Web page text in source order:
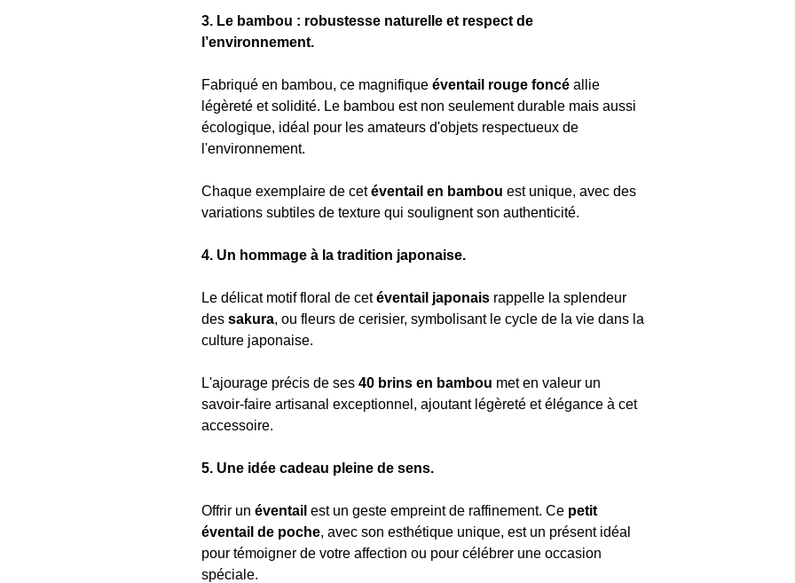
3. Le bambou : robustesse naturelle et respect de
l’environnement.
Fabriqué en bambou, ce magnifique éventail rouge foncé allie
légèreté et solidité. Le bambou est non seulement durable mais aussi
écologique, idéal pour les amateurs d'objets respectueux de
l'environnement.
Chaque exemplaire de cetéventail en bambou est unique, avec des
variations subtiles de texture qui soulignent son authenticité.
4. Un hommage à la tradition japonaise.
Le délicat motif floral de cetéventail japonais rappelle la splendeur
des sakura, ou fleurs de cerisier, symbolisant le cycle de la vie dans la
culture japonaise.
L'ajourage précis de ses 40 brins en bambou met en valeur un
savoir-faire artisanal exceptionnel, ajoutant légèreté et élégance à cet
accessoire.
5. Une idée cadeau pleine de sens.
Offrir un éventail est un geste empreint de raffinement. Ce petit
éventail de poche, avec son esthétique unique, est un présent idéal
pour témoigner de votre affection ou pour célébrer une occasion
spéciale.